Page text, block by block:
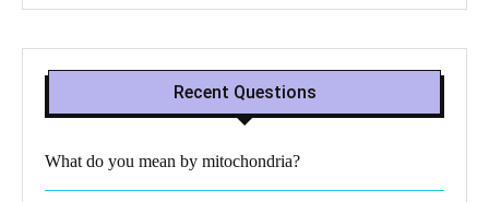
Recent Questions
What do you mean by mitochondria?​